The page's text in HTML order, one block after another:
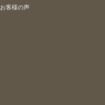
お客様の声